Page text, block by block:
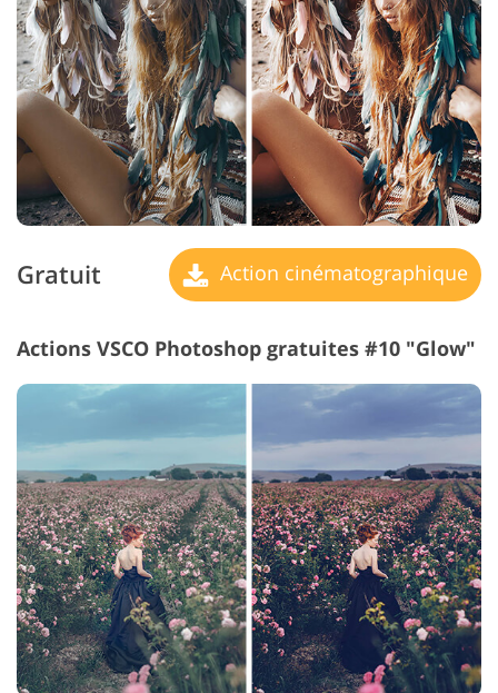
Gratuit Action cinématographique
Actions VSCO Photoshop gratuites #10 "Glow"